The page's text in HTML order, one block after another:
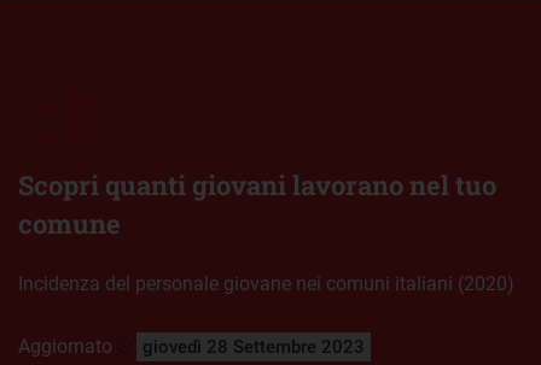
Scopri quanti giovani lavorano nel tuo
comune
Incidenza del personale giovane nei comuni italiani (2020)
Aggiornato giovedì 28 Settembre 2023